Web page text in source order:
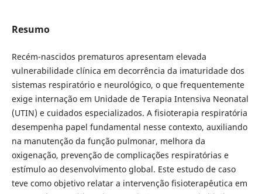
Resumo
Recém-nascidos prematuros apresentam elevada
vulnerabilidade clínica em decorrência da imaturidade dos
sistemas respiratório e neurológico, o que frequentemente
exige internação em Unidade de Terapia Intensiva Neonatal
(UTIN) e cuidados especializados. A fisioterapia respiratória
desempenha papel fundamental nesse contexto, auxiliando
na manutenção da função pulmonar, melhora da
oxigenação, prevenção de complicações respiratórias e
estímulo ao desenvolvimento global. Este estudo de caso
teve como objetivo relatar a intervenção fisioterapêutica em